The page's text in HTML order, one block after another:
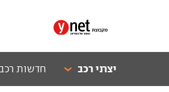
יצרני רכב חדשות